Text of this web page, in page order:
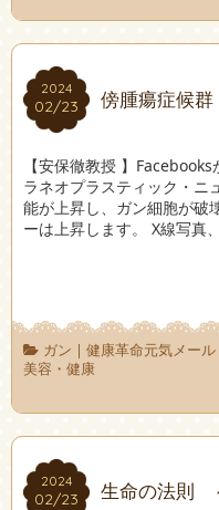
2024
02/23
2024
02/23 傍腫瘍症候
【安保徹教授 】
ラネオプラスティック・ニ
能が上昇し、ガン細胞が破
ーは上昇します。 X線写真
ガン | 健康革命元気メール
美容・健康
2024
02/23
2024
02/23 生命の法則